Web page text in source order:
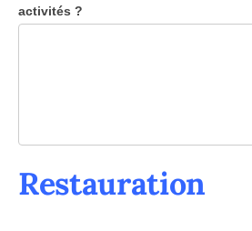
activités ?
Restauration